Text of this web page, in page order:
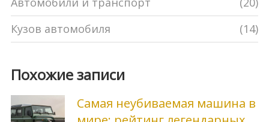
Кузов автомобиля
(14)
Похожие записи
Самая неубиваемая машина в